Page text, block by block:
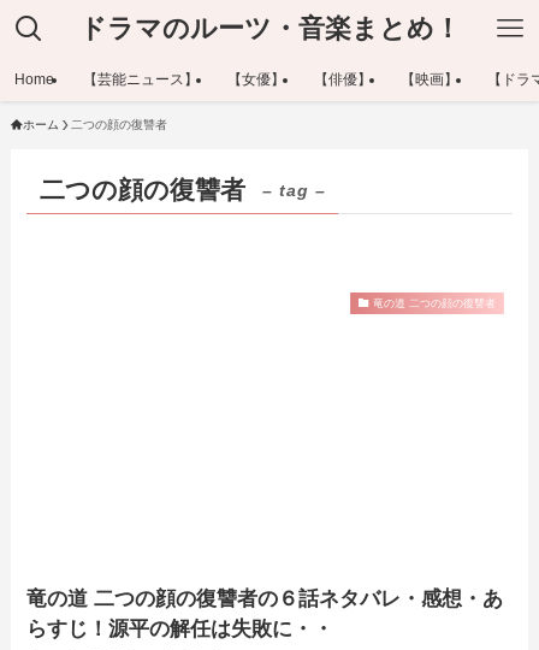
ドラマのルーツ・音楽まとめ！
Home 【芸能ニュース】 【女優】 【俳優】 【映画】 【ドラ
ホーム 二つの顔の復讐者
二つの顔の復讐者 – tag –
竜の道 二つの顔の復讐者
竜の道 二つの顔の復讐者の６話ネタバレ・感想・あ
らすじ！源平の解任は失敗に・・